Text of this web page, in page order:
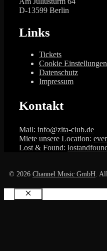
D-13599 Berlin
Links
Tickets
Cookie Einstellungen
Datenschutz
Impressum
Kontakt
Mail: info@zita-club.de
Miete unsere Location:
Lost & Found:
© 2026 Channel Music GmbH .
Schließen